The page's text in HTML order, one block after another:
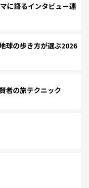
に語るインタビュー連
球の歩き方が選ぶ2026
者の旅テクニック